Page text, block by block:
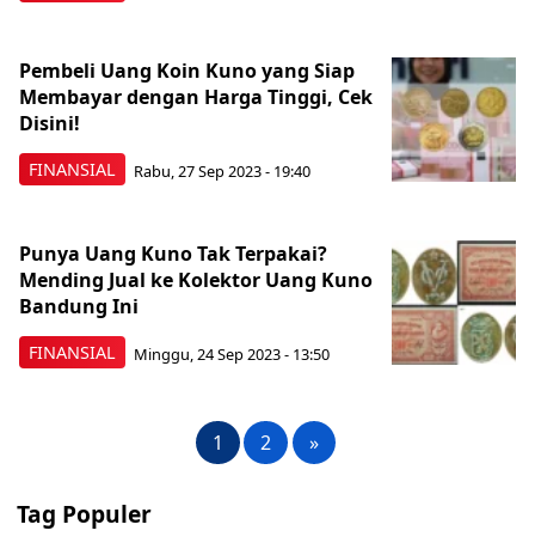
FINANSIAL
Pembeli Uang Koin Kuno yang Siap
Membayar dengan Harga Tinggi, Cek
Disini!
Rabu, 27 Sep 2023 - 19:40
FINANSIAL
Punya Uang Kuno Tak Terpakai?
Mending Jual ke Kolektor Uang Kuno
Bandung Ini
Minggu, 24 Sep 2023 - 13:50
1 2 »
Tag Populer